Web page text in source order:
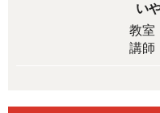
い
教室
講